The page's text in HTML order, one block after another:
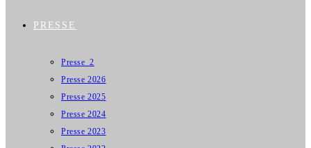
PRESSE
Presse_2
Presse 2026
Presse 2025
Presse 2024
Presse 2023